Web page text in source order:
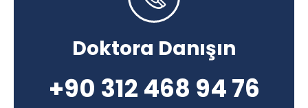
Doktora Danışın
+90 312 468 94 76